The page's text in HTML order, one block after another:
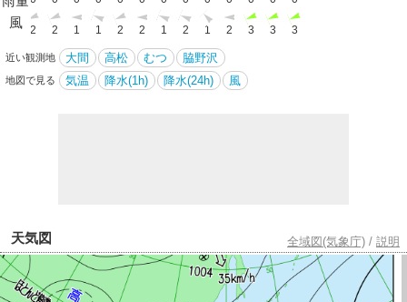
風
1 2 2 1 1 2 2 1 2 1 2 3 3 3
近い観測地 大間 高松 むつ 脇野沢
地図で見る 気温 降水(1h) 降水(24h) 風
天気図 全域図(気象庁) / 説明